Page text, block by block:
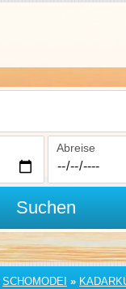
Abreise
Suchen
SCHOMODEI »